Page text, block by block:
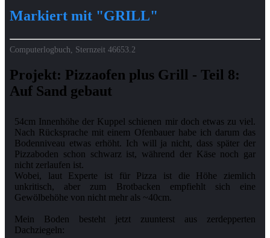
Markiert mit "GRILL"
Computerlogbuch, Sternzeit 46653.2
Projekt: Pizzaofen plus Grill - Teil 8:
Auf Sand gebaut
54cm Innenhöhe der Kuppel schienen mir doch etwas zu viel.
Nach Rücksprache mit einem Ofenbauer habe ich darum das
Bodenniveau etwas erhöht. Ich will ja nicht, dass später der
Pizzaboden schon schwarz ist, während der Käse noch gar
nicht zerlaufen ist.
Wobei, laut Experte ist für Pizza ist die Höhe ziemlich
unkritisch, aber zum Brotbacken empfiehlt sich eine
Gewölbehöhe von nicht mehr als ~40cm.
Mein Boden besteht jetzt zuunterst aus zerdepperten